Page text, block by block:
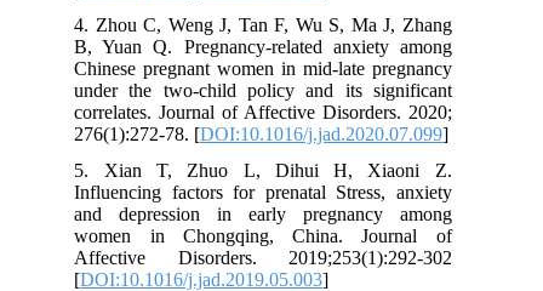
4. Zhou C, Weng J, Tan F, Wu S, Ma J, Zhang
B, Yuan Q. Pregnancy-related anxiety among
Chinese pregnant women in mid-late pregnancy
under the two-child policy and its significant
correlates. Journal of Affective Disorders. 2020;
276(1):272-78. [DOI:10.1016/j.jad.2020.07.099
5. Xian T, Zhuo L, Dihui H, Xiaoni Z.
Influencing factors for prenatal Stress, anxiety
and depression in early pregnancy among
women in Chongqing, China. Journal of
Affective Disorders. 2019;253(1):292-302
[DOI:10.1016/j.jad.2019.05.003